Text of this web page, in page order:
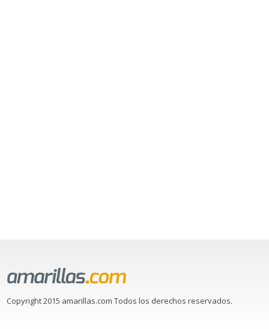
Copyright 2015 amarillas.com Todos los derechos reservados.